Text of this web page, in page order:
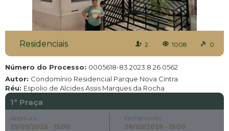
Residenciais 2 1008 0
Número do Processo: 0005618-83.2023.8.26.0562
Autor: Condomínio Residencial Parque Nova Cintra
Réu: Espolio de Alcides Assis Marques da Rocha
1ª Praça
Abertura
25/05/2026 - 15:00
Fechamento
28/05/2026 - 15:00